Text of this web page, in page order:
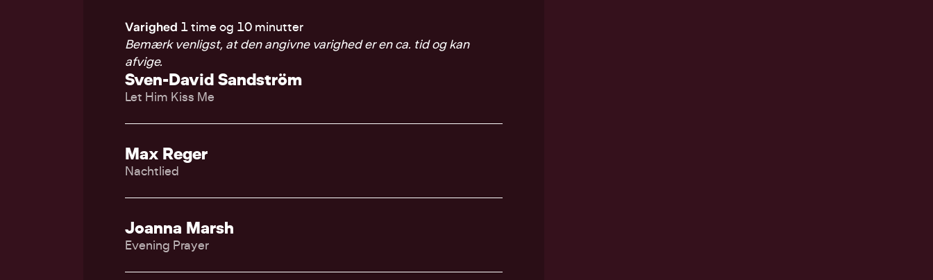
Varighed 1 time og 10 minutter
Bemærk venligst, at den angivne varighed er en ca. tid og kan
afvige.
Sven-David Sandström
Let Him Kiss Me
Max Reger
Nachtlied
Joanna Marsh
Evening Prayer